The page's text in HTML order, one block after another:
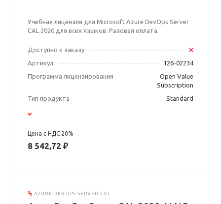
Учебная лицензия для Microsoft Azure DevOps Server
CAL 2020 для всех языков. Разовая оплата.
Доступно к заказу
Артикул
126-02234
Программа лицензирования
Open Value
Subscription
Тип продукта
Standard
Цена с НДС 20%
8 542,72 ₽
AZURE DEVOPS SERVER CAL